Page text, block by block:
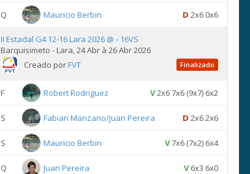
Q Mauricio Berbin D 2x6 0x6
II Estadal G4 12-16 Lara 2026 @ - 16VS
Barquisimeto - Lara, 24 Abr à 26 Abr 2026
Creado porFVT Finalizado
F Robert Rodriguez V2x6 7x6 (9x7) 6x2
S Fabian Manzano/Juan Pereira D 2x6 2x6
S Mauricio Berbin V7x6 (7x2) 6x4
Q Juan Pereira V6x3 6x0